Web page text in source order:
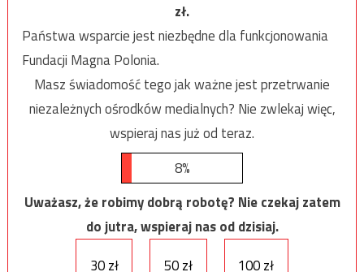
zł.
Państwa wsparcie jest niezbędne dla funkcjonowania
Fundacji Magna Polonia.
Masz świadomość tego jak ważne jest przetrwanie
niezależnych ośrodków medialnych? Nie zwlekaj więc,
wspieraj nas już od teraz.
8%
Uważasz, że robimy dobrą robotę? Nie czekaj zatem
do jutra, wspieraj nas od dzisiaj.
30 zł
50 zł 100 zł